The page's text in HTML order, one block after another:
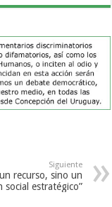
Siguiente
recurso, sino un
social estratégico”